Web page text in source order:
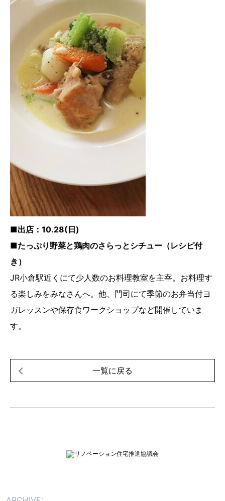
■出店：10.28(日)
■たっぷり野菜と鶏肉のさらっとシチュー（レシピ付
き）
JR小倉駅近くにて少人数のお料理教室を主宰。お料理す
る楽しみをみなさんへ。他、門司にて季節のお弁当付ヨ
ガレッスンや保存食ワークショップなど開催していま
す。
一覧に戻る